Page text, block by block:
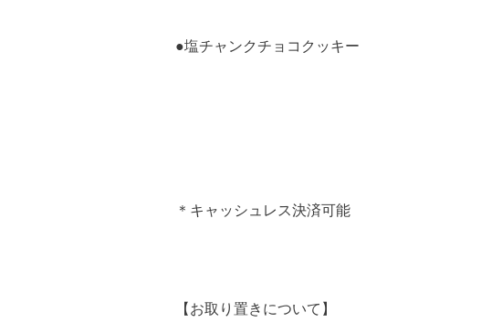
●塩チャンクチョコクッキー
＊キャッシュレス決済可能
【お取り置きについて】